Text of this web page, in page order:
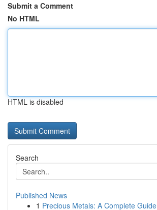
Submit a Comment
No HTML
HTML is disabled
Search
Published News
1 Precious Metals: A Complete Guide